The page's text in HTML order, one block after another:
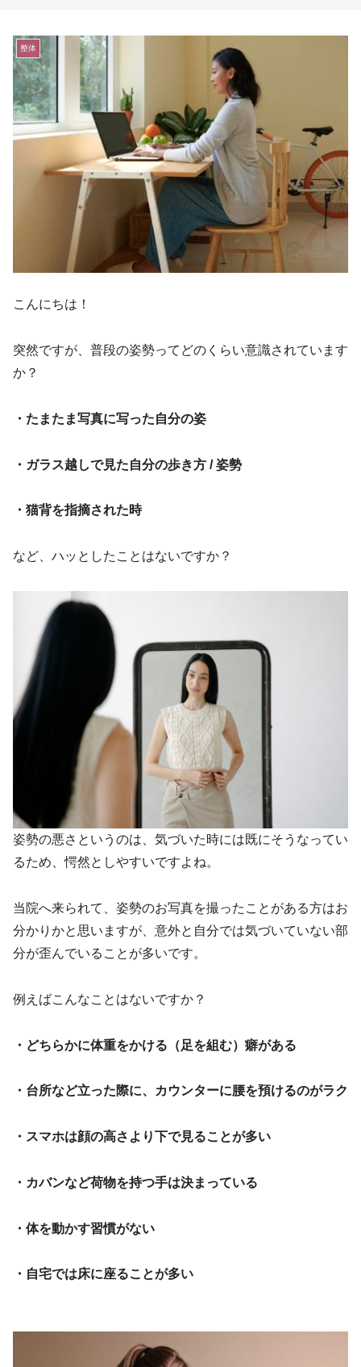
整体
こんにちは！
突然ですが、普段の姿勢ってどのくらい意識されています
か？
・たまたま写真に写った自分の姿
・ガラス越しで見た自分の歩き方 / 姿勢
・猫背を指摘された時
など、ハッとしたことはないですか？
姿勢の悪さというのは、気づいた時には既にそうなってい
るため、愕然としやすいですよね。
当院へ来られて、姿勢のお写真を撮ったことがある方はお
分かりかと思いますが、意外と自分では気づいていない部
分が歪んでいることが多いです。
例えばこんなことはないですか？
・どちらかに体重をかける（足を組む）癖がある
・台所など立った際に、カウンターに腰を預けるのがラク
・スマホは顔の高さより下で見ることが多い
・カバンなど荷物を持つ手は決まっている
・体を動かす習慣がない
・自宅では床に座ることが多い